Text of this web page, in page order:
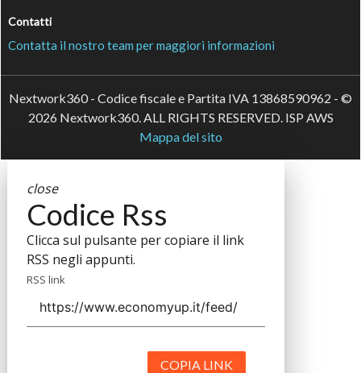
Contatti
Contatta il nostro team per maggiori informazioni
Nextwork360 - Codice fiscale e Partita IVA 13868590962 - ©
2026 Nextwork360. ALL RIGHTS RESERVED. ISP AWS
Mappa del sito
close
Codice Rss
Clicca sul pulsante per copiare il link
RSS negli appunti.
RSS link
COPIA LINK